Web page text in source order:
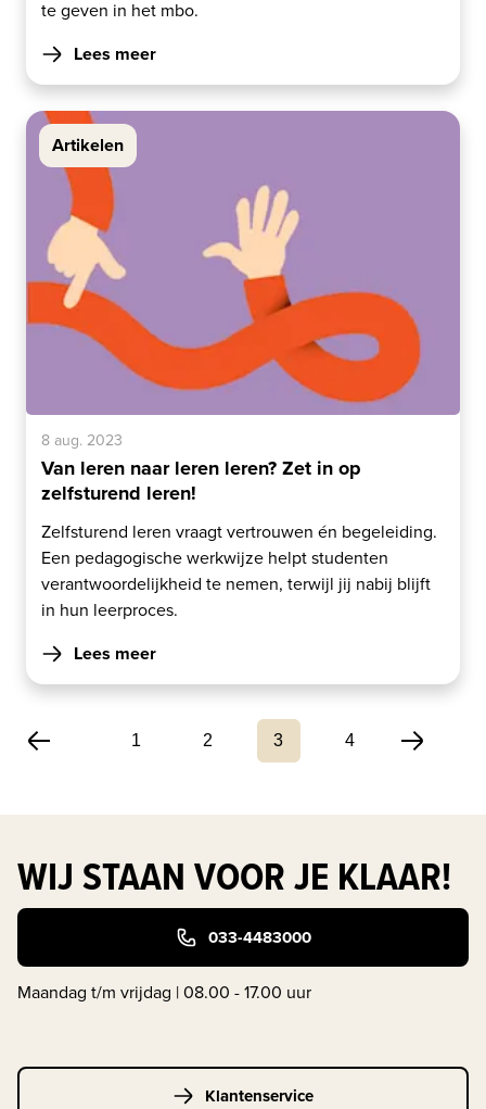
te geven in het mbo.
Lees meer
Artikelen
8 aug. 2023
Van leren naar leren leren? Zet in op
zelfsturend leren!
Zelfsturend leren vraagt vertrouwen én begeleiding.
Een pedagogische werkwijze helpt studenten
verantwoordelijkheid te nemen, terwijl jij nabij blijft
in hun leerproces.
Lees meer
1 2 3 4
WIJ STAAN VOOR JE KLAAR!
033-4483000
Maandag t/m vrijdag | 08.00 - 17.00 uur
Klantenservice